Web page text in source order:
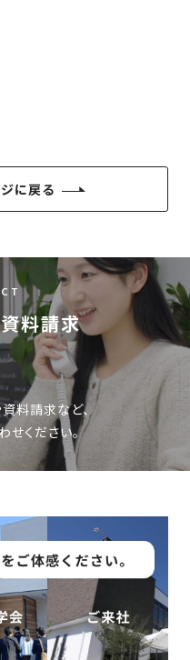
に戻る
料請求
料請求など、
せください。